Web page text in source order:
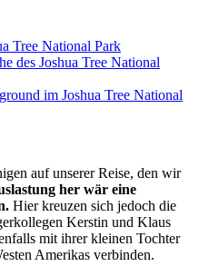
auf unserer Reise, den wir
her wär eine
Hier kreuzen sich jedoch die
Kerstin und Klaus
mit ihrer kleinen Tochter
Amerikas verbinden.